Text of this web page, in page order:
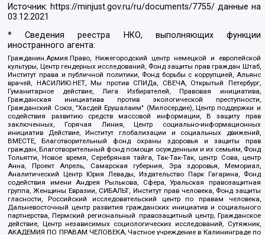
Источник: https://minjust.gov.ru/ru/documents/7755/ данные на
03.12.2021
* Сведения реестра НКО, выполняющих функции
иностранного агента:
Гражданин.Армия.Право, Нижегородский центр немецкой и европейской
культуры, Центр гендерных исследований, Фонд защиты прав граждан Штаб,
Институт права и публичной политики, Фонд борьбы с коррупцией, Альянс
врачей, НАСИЛИЮ.НЕТ, Мы против СПИДа, СВЕЧА, Открытый Петербург,
Гуманитарное действие, Лига Избирателей, Правовая инициатива,
Гражданская инициатива против экологической преступности,
Гражданский Союз, "Хасдей Ерушалаим" (Милосердие), Центр поддержки и
содействия развитию средств массовой информации, В защиту прав
заключенных, Горячая Линия, Центр социально-информационных
инициатив Действие, Институт глобализации и социальных движений,
ВМЕСТЕ, Благотворительный фонд охраны здоровья и защиты прав
граждан, Благотворительный фонд помощи осужденным и их семьям, Фонд
Тольятти, Новое время, Серебряная тайга, Так-Так-Так, центр Сова, центр
Анна, Проект Апрель, Самарская губерния, Эра здоровья, Мемориал,
Аналитический Центр Юрия Левады, Издательство Парк Гагарина, Фонд
содействия имени Андрея Рылькова, Сфера, Уральская правозащитная
группа, Женщины Евразии, СИБАЛЬТ, Институт прав человека, Фонд защиты
гласности, Российский исследовательский центр по правам человека,
Дальневосточный центр развития гражданских инициатив и социального
партнерства, Пермский региональный правозащитный центр, Гражданское
действие, Центр независимых социологических исследований, Сутяжник,
АКАДЕМИЯ ПО ПРАВАМ ЧЕЛОВЕКА, Частное учреждение в Калининграде по